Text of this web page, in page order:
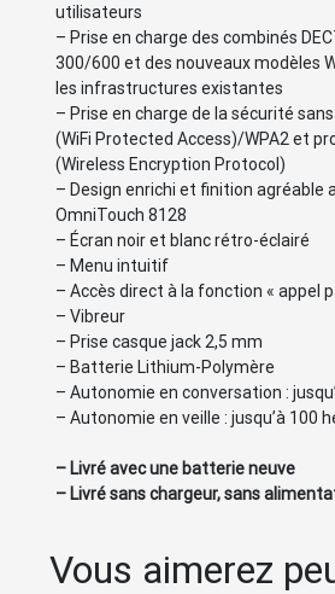
utilisateurs
– Prise en charge des combinés
300/600 et des nouveaux modèles
les infrastructures existantes
– Prise en charge de la sécurité
(WiFi Protected Access)/WPA2 et
(Wireless Encryption Protocol)
– Design enrichi et finition agréable
OmniTouch 8128
– Écran noir et blanc rétro-éclairé
– Menu intuitif
– Accès direct à la fonction « appel
– Vibreur
– Prise casque jack 2,5 mm
– Batterie Lithium-Polymère
– Autonomie en conversation :
– Autonomie en veille : jusqu’à 100
– Livré avec une batterie neuve
– Livré sans chargeur, sans
Vous aimerez